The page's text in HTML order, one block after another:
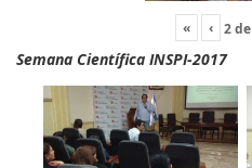
« ‹ 2de
Semana Científica INSPI-2017